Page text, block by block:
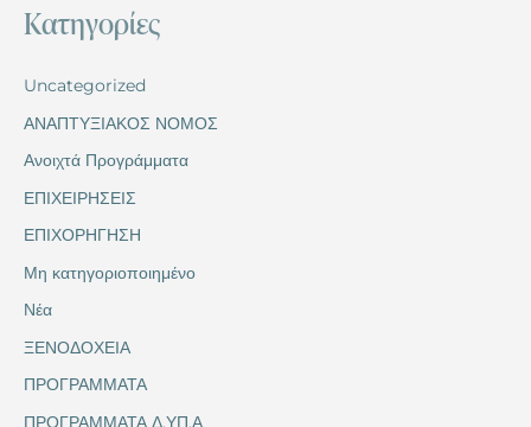
Kατηγορίες
Uncategorized
ΑΝΑΠΤΥΞΙΑΚΟΣ ΝΟΜΟΣ
Ανοιχτά Προγράμματα
ΕΠΙΧΕΙΡΗΣΕΙΣ
ΕΠΙΧΟΡΗΓΗΣΗ
Μη κατηγοριοποιημένο
Νέα
ΞΕΝΟΔΟΧΕΙΑ
ΠΡΟΓΡΑΜΜΑΤΑ
ΠΡΟΓΡΑΜΜΑΤΑ Δ.ΥΠ.Α